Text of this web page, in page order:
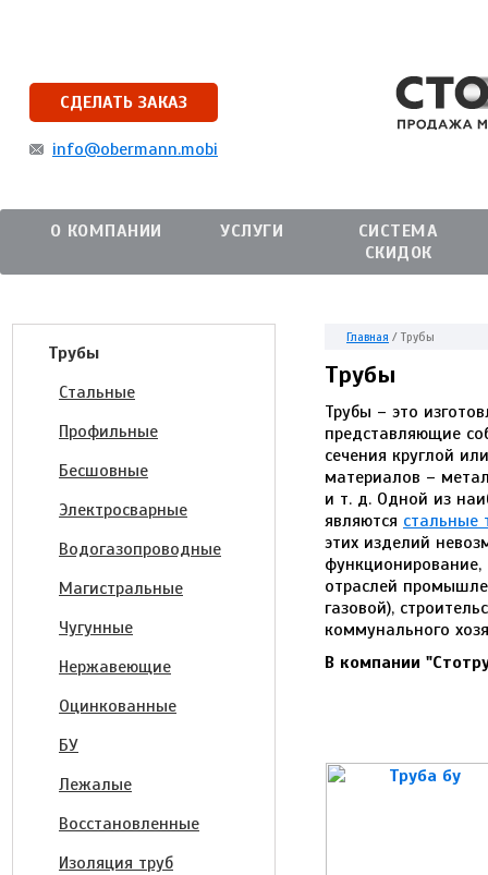
СДЕЛАТЬ ЗАКАЗ
info@obermann.mobi
О КОМПАНИИ УСЛУГИ
СИСТЕМА
СКИДОК
Трубы
Стальные
Профильные
Бесшовные
Электросварные
Водогазопроводные
Магистральные
Чугунные
Нержавеющие
Оцинкованные
БУ
Лежалые
Восстановленные
Изоляция труб
Главная / Трубы
Трубы
Трубы – это
представляющие
сечения круглой
материалов –
и т. д. Одной из
являются стальные
этих изделий
отраслей
газовой),
коммунального
В компании